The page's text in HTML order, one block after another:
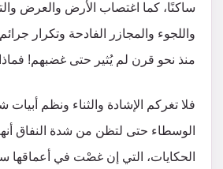
ساكنًا، كما اغتصاب الأرض والعرض
واللجوء والمجازر الفادحة وتكرار
منذ نحو قرن لم يُثير حتى غضبهم!
فلا تغركم الإشادة والثناء ونظم أبيات
الوسطاء حتى لتظن من شدة النفاق
الحكايات، التي إن غصْت في أعماقها